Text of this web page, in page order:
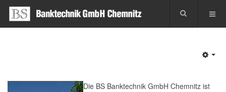
Die BS Banktechnik GmbH Chemnitz ist